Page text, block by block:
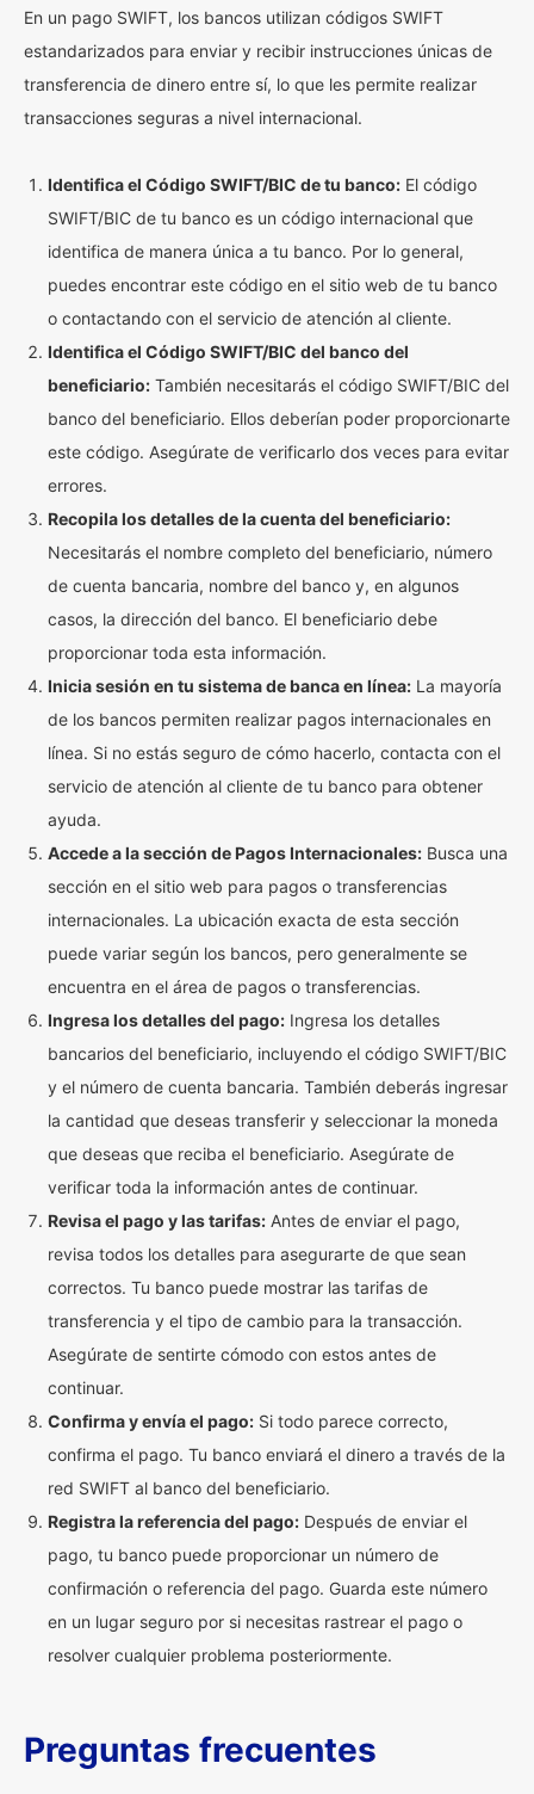
En un pago SWIFT, los bancos utilizan códigos SWIFT
estandarizados para enviar y recibir instrucciones únicas de
transferencia de dinero entre sí, lo que les permite realizar
transacciones seguras a nivel internacional.
Identifica el Código SWIFT/BIC de tu banco: El código
SWIFT/BIC de tu banco es un código internacional que
identifica de manera única a tu banco. Por lo general,
puedes encontrar este código en el sitio web de tu banco
o contactando con el servicio de atención al cliente.
Identifica el Código SWIFT/BIC del banco del
beneficiario: También necesitarás el código SWIFT/BIC del
banco del beneficiario. Ellos deberían poder proporcionarte
este código. Asegúrate de verificarlo dos veces para evitar
errores.
Recopila los detalles de la cuenta del beneficiario:
Necesitarás el nombre completo del beneficiario, número
de cuenta bancaria, nombre del banco y, en algunos
casos, la dirección del banco. El beneficiario debe
proporcionar toda esta información.
Inicia sesión en tu sistema de banca en línea: La mayoría
de los bancos permiten realizar pagos internacionales en
línea. Si no estás seguro de cómo hacerlo, contacta con el
servicio de atención al cliente de tu banco para obtener
ayuda.
Accede a la sección de Pagos Internacionales: Busca una
sección en el sitio web para pagos o transferencias
internacionales. La ubicación exacta de esta sección
puede variar según los bancos, pero generalmente se
encuentra en el área de pagos o transferencias.
Ingresa los detalles del pago: Ingresa los detalles
bancarios del beneficiario, incluyendo el código SWIFT/BIC
y el número de cuenta bancaria. También deberás ingresar
la cantidad que deseas transferir y seleccionar la moneda
que deseas que reciba el beneficiario. Asegúrate de
verificar toda la información antes de continuar.
Revisa el pago y las tarifas: Antes de enviar el pago,
revisa todos los detalles para asegurarte de que sean
correctos. Tu banco puede mostrar las tarifas de
transferencia y el tipo de cambio para la transacción.
Asegúrate de sentirte cómodo con estos antes de
continuar.
Confirma y envía el pago: Si todo parece correcto,
confirma el pago. Tu banco enviará el dinero a través de la
red SWIFT al banco del beneficiario.
Registra la referencia del pago: Después de enviar el
pago, tu banco puede proporcionar un número de
confirmación o referencia del pago. Guarda este número
en un lugar seguro por si necesitas rastrear el pago o
resolver cualquier problema posteriormente.
Preguntas frecuentes